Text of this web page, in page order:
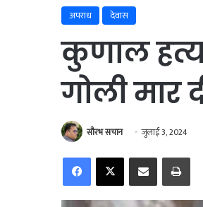
अपराध
देवास
कुणाल
गोली मार
सौरभ सचान जुलाई 3, 2024
FacebookX Share via Email Print